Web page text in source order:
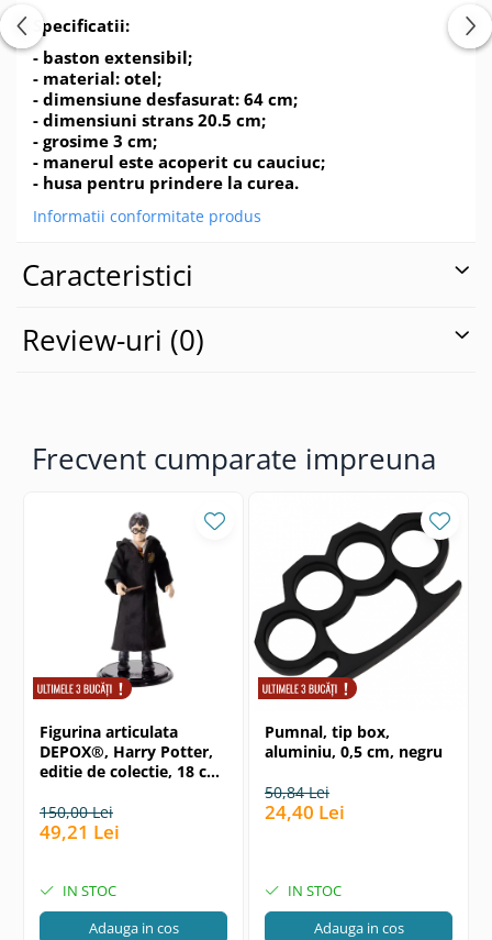
Specificatii:
- baston extensibil;
- material: otel;
- dimensiune desfasurat: 64 cm;
- dimensiuni strans 20.5 cm;
- grosime 3 cm;
- manerul este acoperit cu cauciuc;
- husa pentru prindere la curea.
Informatii conformitate produs
Caracteristici
Review-uri (0)
Frecvent cumparate impreuna
Figurina articulata
DEPOX®, Harry Potter,
editie de colectie, 18 cm,
150,00 Lei
49,21 Lei
IN STOC
Adauga in cos
Pumnal, tip box,
aluminiu, 0,5 cm, negru
50,84 Lei
24,40 Lei
IN STOC
Adauga in cos